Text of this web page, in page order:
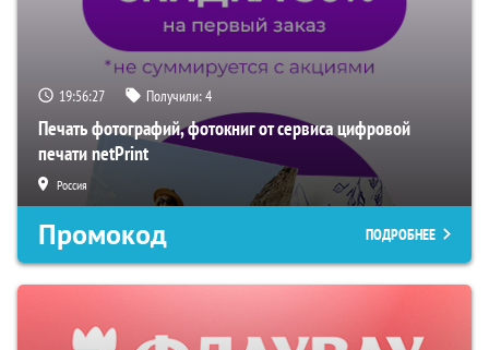
19:56:26 Получили:4
Печать фотографий, фотокниг от сервиса цифровой
печати netPrint
Россия
Промокод ПОДРОБНЕЕ